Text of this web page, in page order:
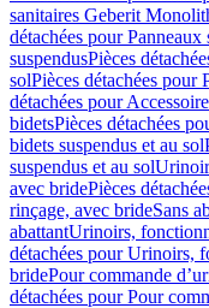
sanitaires Geberit
détachées pour
suspendusPièces
solPièces détachées pour
détachées pour
bidetsPièces détachées
bidets suspendus et au sol
suspendus et au sol
avec bridePièces
rinçage, avec brideSans
abattantUrinoirs,
détachées pour Urinoirs,
bridePour commande
détachées pour Pour